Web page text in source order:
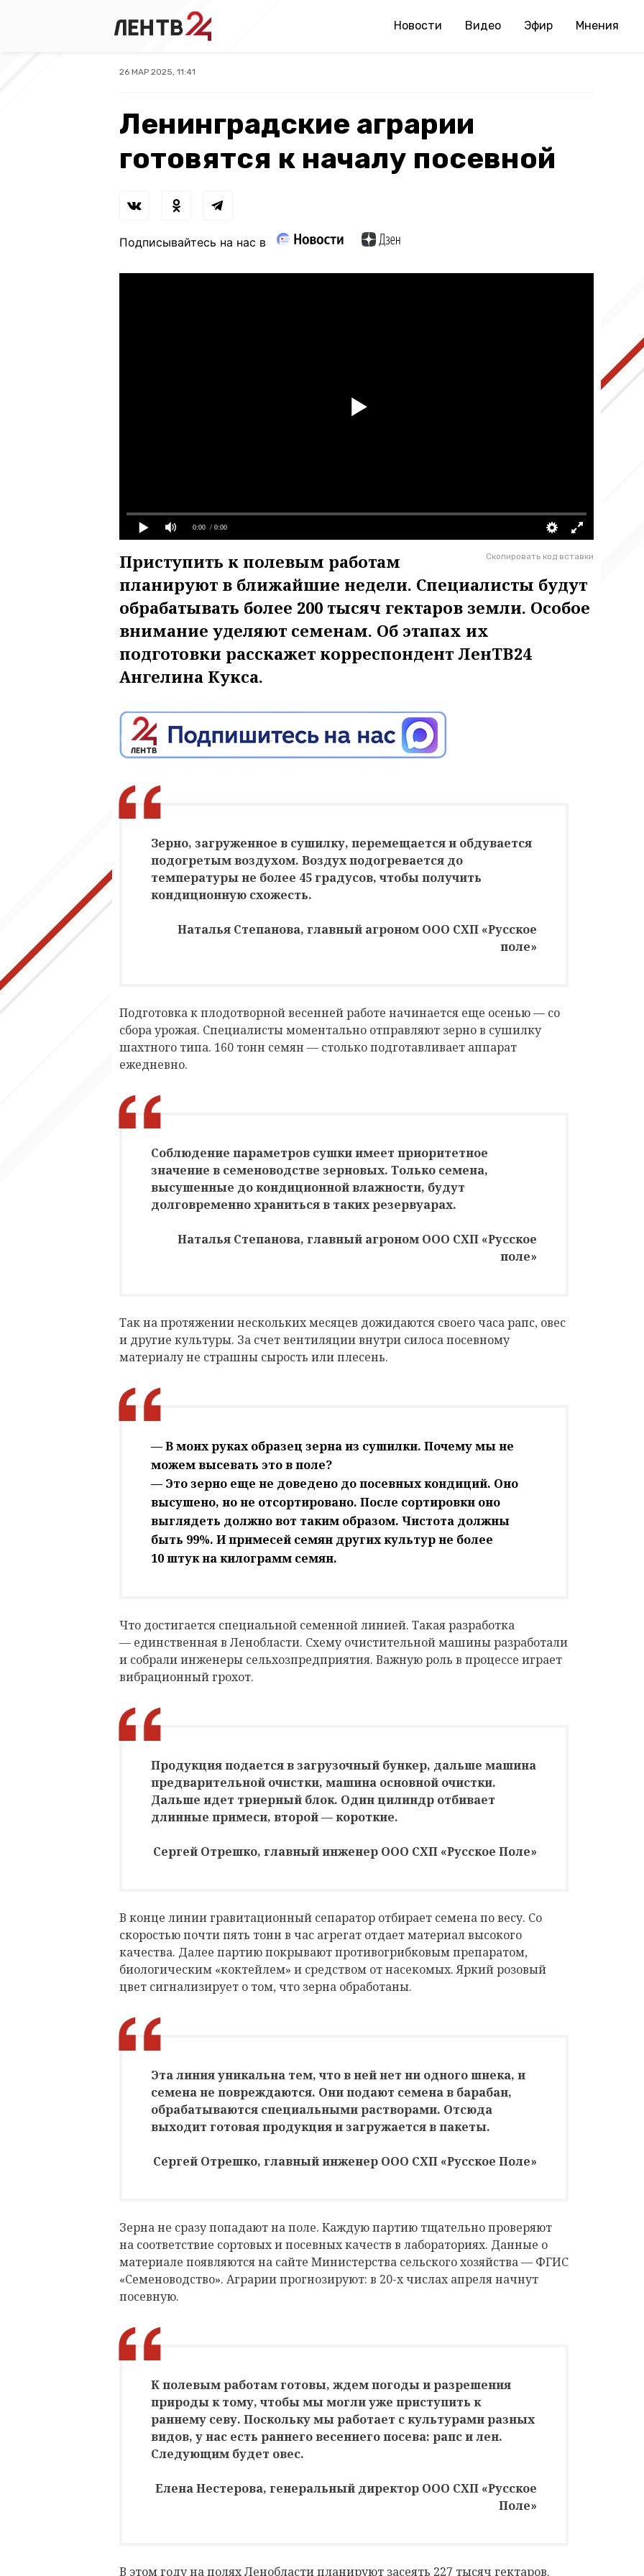
Новости Видео Эфир Мнения
26 МАР 2025, 11:41
Ленинградские аграрии
готовятся к началу посевной
Подписывайтесь на нас в
0:00 / 0:00
Скопировать код вставки
Приступить к полевым работам
планируют в ближайшие недели. Специалисты будут
обрабатывать более 200 тысяч гектаров земли. Особое
внимание уделяют семенам. Об этапах их
подготовки расскажет корреспондент ЛенТВ24
Ангелина Кукса.
Зерно, загруженное в сушилку, перемещается и обдувается
подогретым воздухом. Воздух подогревается до
температуры не более 45 градусов, чтобы получить
кондиционную схожесть.
Наталья Степанова, главный агроном ООО СХП «Русское
поле»
Подготовка к плодотворной весенней работе начинается еще осенью — со
сбора урожая. Специалисты моментально отправляют зерно в сушилку
шахтного типа. 160 тонн семян — столько подготавливает аппарат
ежедневно.
Соблюдение параметров сушки имеет приоритетное
значение в семеноводстве зерновых. Только семена,
высушенные до кондиционной влажности, будут
долговременно храниться в таких резервуарах.
Наталья Степанова, главный агроном ООО СХП «Русское
поле»
Так на протяжении нескольких месяцев дожидаются своего часа рапс, овес
и другие культуры. За счет вентиляции внутри силоса посевному
материалу не страшны сырость или плесень.
— В моих руках образец зерна из сушилки. Почему мы не
можем высевать это в поле?
— Это зерно еще не доведено до посевных кондиций. Оно
высушено, но не отсортировано. После сортировки оно
выглядеть должно вот таким образом. Чистота должны
быть 99%. И примесей семян других культур не более
10 штук на килограмм семян.
Что достигается специальной семенной линией. Такая разработка
— единственная в Ленобласти. Схему очистительной машины разработали
и собрали инженеры сельхозпредприятия. Важную роль в процессе играет
вибрационный грохот.
Продукция подается в загрузочный бункер, дальше машина
предварительной очистки, машина основной очистки.
Дальше идет триерный блок. Один цилиндр отбивает
длинные примеси, второй — короткие.
Сергей Отрешко, главный инженер ООО СХП «Русское Поле»
В конце линии гравитационный сепаратор отбирает семена по весу. Со
скоростью почти пять тонн в час агрегат отдает материал высокого
качества. Далее партию покрывают противогрибковым препаратом,
биологическим «коктейлем» и средством от насекомых. Яркий розовый
цвет сигнализирует о том, что зерна обработаны.
Эта линия уникальна тем, что в ней нет ни одного шнека, и
семена не повреждаются. Они подают семена в барабан,
обрабатываются специальными растворами. Отсюда
выходит готовая продукция и загружается в пакеты.
Сергей Отрешко, главный инженер ООО СХП «Русское Поле»
Зерна не сразу попадают на поле. Каждую партию тщательно проверяют
на соответствие сортовых и посевных качеств в лабораториях. Данные о
материале появляются на сайте Министерства сельского хозяйства — ФГИС
«Семеноводство». Аграрии прогнозируют: в 20-х числах апреля начнут
посевную.
К полевым работам готовы, ждем погоды и разрешения
природы к тому, чтобы мы могли уже приступить к
раннему севу. Поскольку мы работает с культурами разных
видов, у нас есть раннего весеннего посева: рапс и лен.
Следующим будет овес.
Елена Нестерова, генеральный директор ООО СХП «Русское
Поле»
В этом году на полях Ленобласти планируют засеять 227 тысяч гектаров.